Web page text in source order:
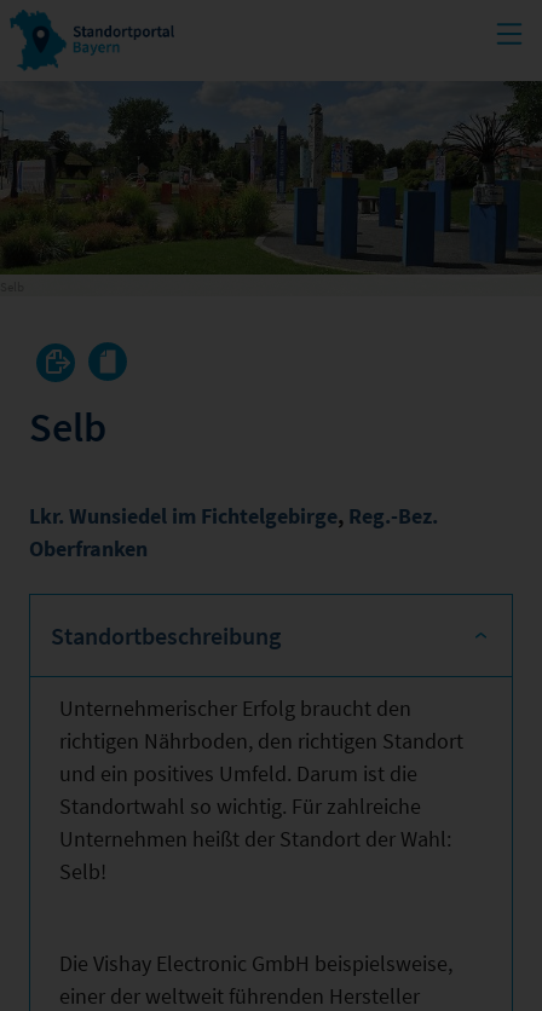
Selb
Lkr. Wunsiedel im Fichtelgebirge, Reg.-Bez.
Oberfranken
Standortbeschreibung
Unternehmerischer Erfolg braucht den
richtigen Nährboden, den richtigen Standort
und ein positives Umfeld. Darum ist die
Standortwahl so wichtig. Für zahlreiche
Unternehmen heißt der Standort der Wahl:
Selb!
Die Vishay Electronic GmbH beispielsweise,
einer der weltweit führenden Hersteller